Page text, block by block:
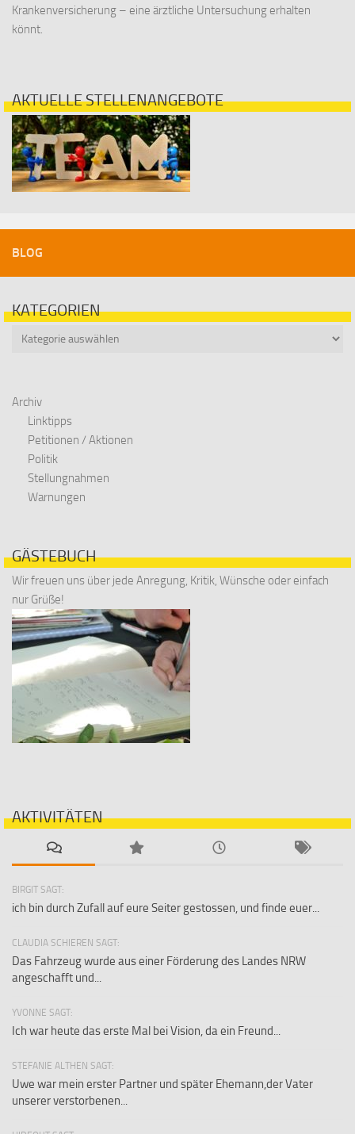
Krankenversicherung – eine ärztliche Untersuchung erhalten
könnt.
AKTUELLE STELLENANGEBOTE
BLOG
KATEGORIEN
Kategorien
Archiv
Linktipps
Petitionen / Aktionen
Politik
Stellungnahmen
Warnungen
GÄSTEBUCH
Wir freuen uns über jede Anregung, Kritik, Wünsche oder einfach
nur Grüße!
AKTIVITÄTEN
BIRGIT SAGT:
ich bin durch Zufall auf eure Seiter gestossen, und finde euer...
CLAUDIA SCHIEREN SAGT:
Das Fahrzeug wurde aus einer Förderung des Landes NRW
angeschafft und...
YVONNE SAGT:
Ich war heute das erste Mal bei Vision, da ein Freund...
STEFANIE ALTHEN SAGT:
Uwe war mein erster Partner und später Ehemann,der Vater
unserer verstorbenen...